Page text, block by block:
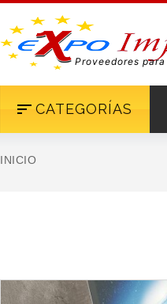
Proveedores
CATEGORÍAS
INICIO